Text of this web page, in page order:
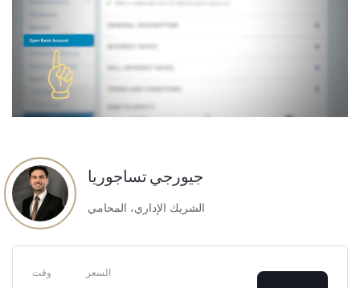
جيورجي تساجوريا
الشريك الإداري، المحامي
وقت السعر